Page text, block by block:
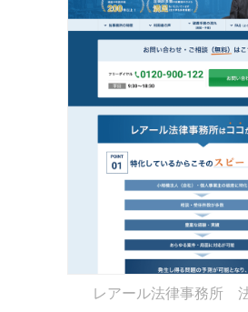
レアール法律事務所